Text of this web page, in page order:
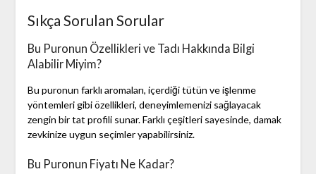
Sıkça Sorulan Sorular
Bu Puronun Özellikleri ve Tadı Hakkında Bilgi
Alabilir Miyim?
Bu puronun farklı aromaları, içerdiği tütün ve işlenme
yöntemleri gibi özellikleri, deneyimlemenizi sağlayacak
zengin bir tat profili sunar. Farklı çeşitleri sayesinde, damak
zevkinize uygun seçimler yapabilirsiniz.
Bu Puronun Fiyatı Ne Kadar?